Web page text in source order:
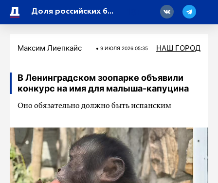
Доля российских брендов на рынке новых автомобилей в Петербурге достигла 40 процентов
Максим Лиепкайс 9 ИЮЛЯ 2026 05:35 НАШ ГОРОД
В Ленинградском зоопарке объявили
конкурс на имя для малыша-капуцина
Оно обязательно должно быть испанским